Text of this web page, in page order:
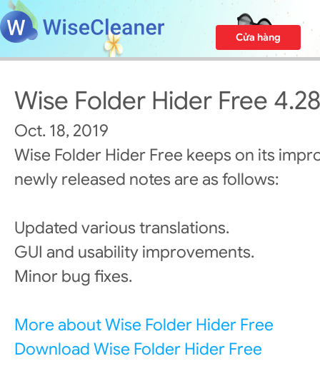
Cửa hàng
Wise Folder Hider Free 4.28
Oct. 18, 2019
Wise Folder Hider Free keeps on its
newly released notes are as follows:
Updated various translations.
GUI and usability improvements.
Minor bug fixes.
More about Wise Folder Hider Free
Download Wise Folder Hider Free